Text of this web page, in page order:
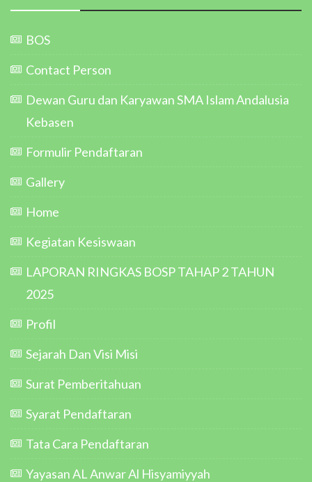
BOS
Contact Person
Dewan Guru dan Karyawan SMA Islam Andalusia
Kebasen
Formulir Pendaftaran
Gallery
Home
Kegiatan Kesiswaan
LAPORAN RINGKAS BOSP TAHAP 2 TAHUN
2025
Profil
Sejarah Dan Visi Misi
Surat Pemberitahuan
Syarat Pendaftaran
Tata Cara Pendaftaran
Yayasan AL Anwar Al Hisyamiyyah